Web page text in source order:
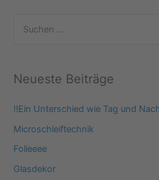
h
e
c
Neueste Beiträge
‼️Ein Unterschied wie Tag und
Microschleiftechnik
Folieeee
Glasdekor